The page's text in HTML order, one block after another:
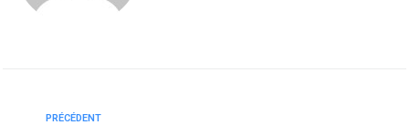
PRÉCÉDENT